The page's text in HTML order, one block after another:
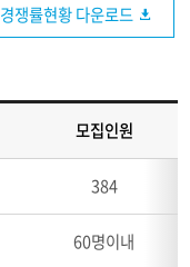
경쟁률현황 다운로드
모집인원
384
60명이내